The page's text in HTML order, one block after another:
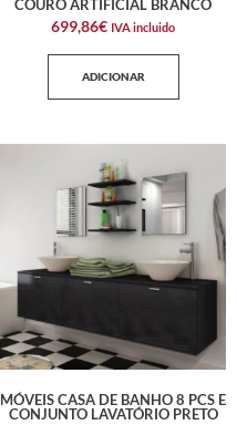
COURO ARTIFICIAL BRANCO
699,86€ IVA incluido
ADICIONAR
MÓVEIS CASA DE BANHO 8 PCS E
CONJUNTO LAVATÓRIO PRETO